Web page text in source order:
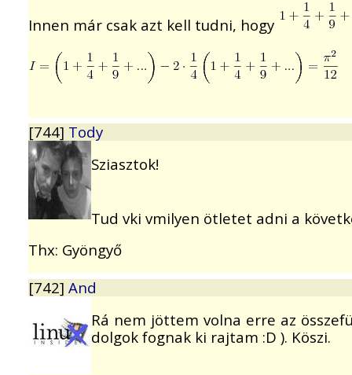
Innen már csak azt kell tudni, hogy
[744] Tody
Sziasztok!
Tud vki vmilyen ötletet adni a
Thx: Gyöngyő
[742] And
Rá nem jöttem volna erre az
dolgok fognak ki rajtam :D ). Köszi.